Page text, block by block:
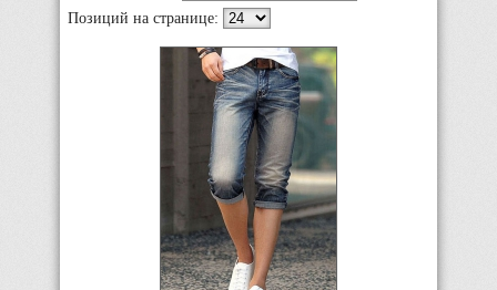
Позиций на странице: